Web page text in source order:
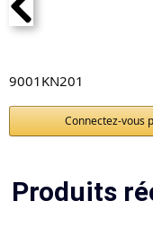
9001KN201
Connectez-vous
Produits